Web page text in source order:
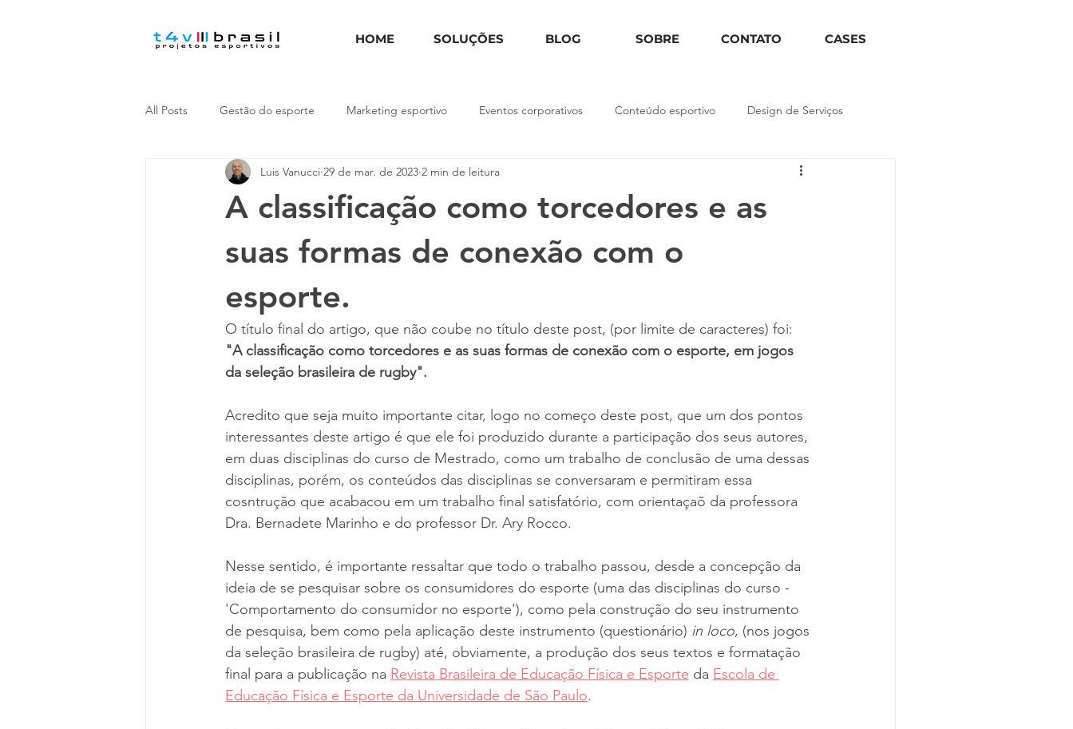
HOME SOLUÇÕES BLOG SOBRE CONTATO CASES
All Posts Gestão do esporte Marketing esportivo Eventos corporativos Conteúdo esportivo Design de Serviços
A classificação como torcedores e as
suas formas de conexão com o
esporte.
Luis Vanucci 29 de mar. de 2023 2 min de leitura
O título final do artigo, que não coube no título deste post, (por limite de caracteres) foi:
"A classificação como torcedores e as suas formas de conexão com o esporte, em jogos
da seleção brasileira de rugby".
Acredito que seja muito importante citar, logo no começo deste post, que um dos pontos
interessantes deste artigo é que ele foi produzido durante a participação dos seus autores,
em duas disciplinas do curso de Mestrado, como um trabalho de conclusão de uma dessas
disciplinas, porém, os conteúdos das disciplinas se conversaram e permitiram essa
cosntrução que acabacou em um trabalho final satisfatório, com orientaçaõ da professora
Dra. Bernadete Marinho e do professor Dr. Ary Rocco.
Nesse sentido, é importante ressaltar que todo o trabalho passou, desde a concepção da
ideia de se pesquisar sobre os consumidores do esporte (uma das disciplinas do curso -
'Comportamento do consumidor no esporte'), como pela construção do seu instrumento
de pesquisa, bem como pela aplicação deste instrumento (questionário) in loco, (nos jogos
da seleção brasileira de rugby) até, obviamente, a produção dos seus textos e formatação
final para a publicação na Revista Brasileira de Educação Física e Esporte da Escola de
Educação Física e Esporte da Universidade de São Paulo.